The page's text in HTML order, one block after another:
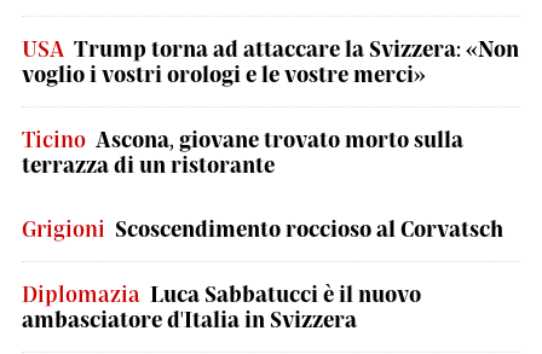
USA Trump torna ad attaccare la Svizzera: «Non
voglio i vostri orologi e le vostre merci»
Ticino Ascona, giovane trovato morto sulla
terrazza di un ristorante
Grigioni Scoscendimento roccioso al Corvatsch
Diplomazia Luca Sabbatucci è il nuovo
ambasciatore d'Italia in Svizzera